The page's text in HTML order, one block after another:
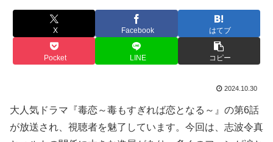
X Facebook はてブ
Pocket LINE コピー
2024.10.30
大人気ドラマ『毒恋～毒もすぎれば恋となる～』の第6話
が放送され、視聴者を魅了しています。今回は、志波令真